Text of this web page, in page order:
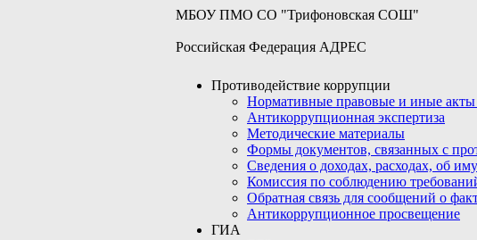
МБОУ ПМО СО "Трифоновская СОШ"
Российская Федерация АДРЕС
Противодействие коррупции
Нормативные правовые и иные
Антикоррупционная экспертиза
Методические материалы
Формы документов, связанных с
Сведения о доходах, расходах, об
Комиссия по соблюдению
Обратная связь для сообщений о
Антикоррупционное просвещение
ГИА